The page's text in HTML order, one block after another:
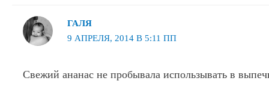
ГАЛЯ
9 АПРЕЛЯ, 2014 В 5:11 ПП
Свежий ананас не пробывала использывать в